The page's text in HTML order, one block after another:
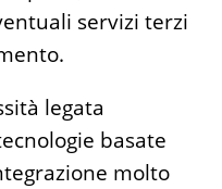
servizi terzi
legata
basate
molto